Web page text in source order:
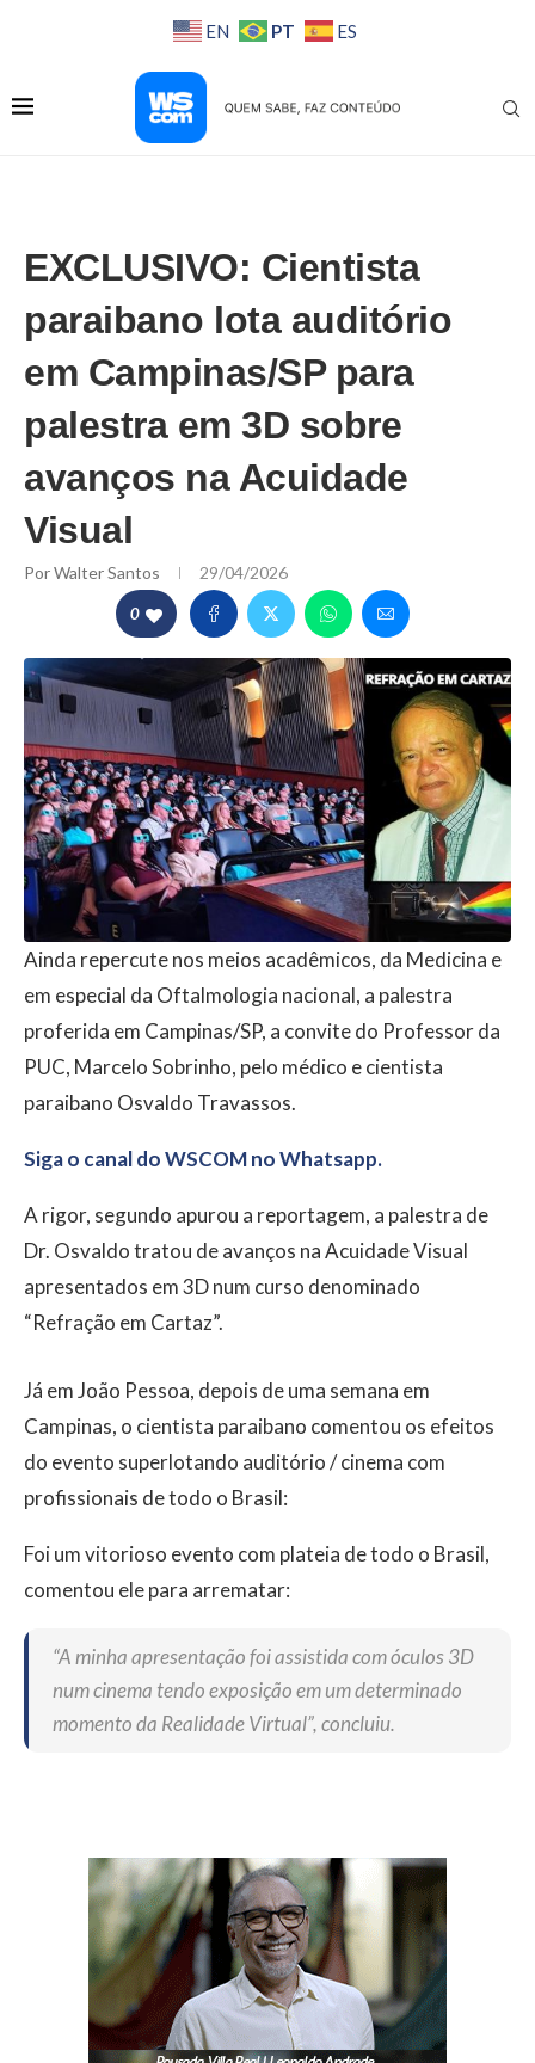
EN PT ES
EXCLUSIVO: Cientista
paraibano lota auditório
em Campinas/SP para
palestra em 3D sobre
avanços na Acuidade
Visual
PorWalter Santos 29/04/2026
0
Ainda repercute nos meios acadêmicos, da Medicina e
em especial da Oftalmologia nacional, a palestra
proferida em Campinas/SP, a convite do Professor da
PUC, Marcelo Sobrinho, pelo médico e cientista
paraibano Osvaldo Travassos.
Siga o canal do WSCOM no Whatsapp.
A rigor, segundo apurou a reportagem, a palestra de
Dr. Osvaldo tratou de avanços na Acuidade Visual
apresentados em 3D num curso denominado
“Refração em Cartaz”.
Já em João Pessoa, depois de uma semana em
Campinas, o cientista paraibano comentou os efeitos
do evento superlotando auditório / cinema com
profissionais de todo o Brasil:
Foi um vitorioso evento com plateia de todo o Brasil,
comentou ele para arrematar:
“A minha apresentação foi assistida com óculos 3D
num cinema tendo exposição em um determinado
momento da Realidade Virtual”, concluiu.